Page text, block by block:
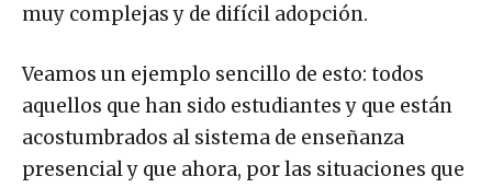
muy complejas y de difícil adopción.
Veamos un ejemplo sencillo de esto: todos
aquellos que han sido estudiantes y que están
acostumbrados al sistema de enseñanza
presencial y que ahora, por las situaciones que